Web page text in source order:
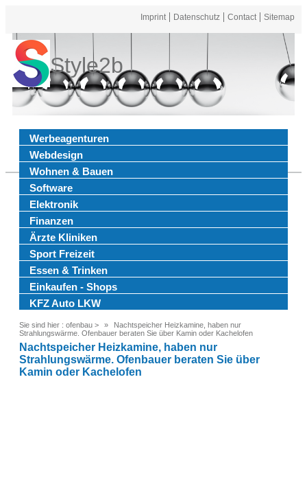
Imprint Datenschutz Contact Sitemap
Style2b
Werbeagenturen
Webdesign
Wohnen & Bauen
Software
Elektronik
Finanzen
Ärzte Kliniken
Sport Freizeit
Essen & Trinken
Einkaufen - Shops
KFZ Auto LKW
Sie sind hier : ofenbau >
Nachtspeicher Heizkamine, haben nur
Strahlungswärme. Ofenbauer beraten Sie über Kamin oder Kachelofen
Nachtspeicher Heizkamine, haben nur
Strahlungswärme. Ofenbauer beraten Sie über
Kamin oder Kachelofen